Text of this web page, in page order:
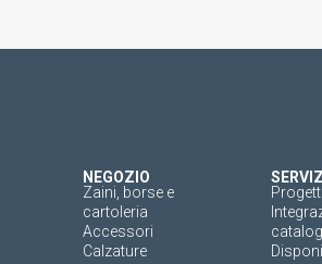
NEGOZIO
Zaini, borse e
cartoleria
Accessori
Calzature
SERVIZI